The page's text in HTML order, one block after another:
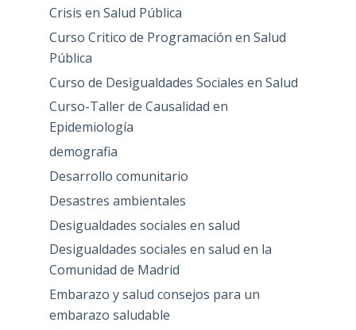
Crisis en Salud Pública
Curso Critico de Programación en Salud
Pública
Curso de Desigualdades Sociales en Salud
Curso-Taller de Causalidad en
Epidemiología
demografia
Desarrollo comunitario
Desastres ambientales
Desigualdades sociales en salud
Desigualdades sociales en salud en la
Comunidad de Madrid
Embarazo y salud consejos para un
embarazo saludable